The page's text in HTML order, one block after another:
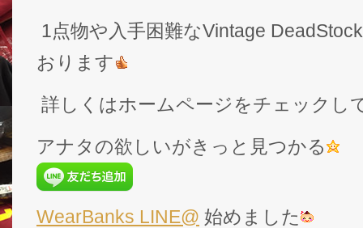
1点物や入手困難なVintage
おります
詳しくはホームページをチェックし
アナタの欲しいがきっと見つかる
WearBanks LINE@ 始めました